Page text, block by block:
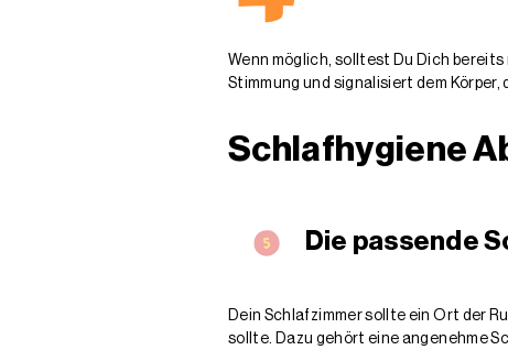
Wenn möglich, solltest Du Dich
Stimmung und signalisiert dem
Schlafhygiene
Die passende
Dein Schlafzimmer sollte ein Ort der
sollte. Dazu gehört eine angenehme